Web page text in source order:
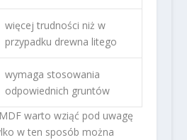
więcej trudności niż w
przypadku drewna litego
wymaga stosowania
odpowiednich gruntów
warto wziąć pod uwagę
w ten sposób można